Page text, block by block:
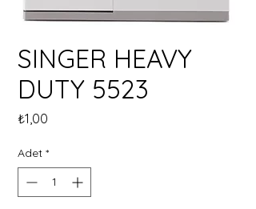
SINGER HEAVY
DUTY 5523
₺1,00
Adet *